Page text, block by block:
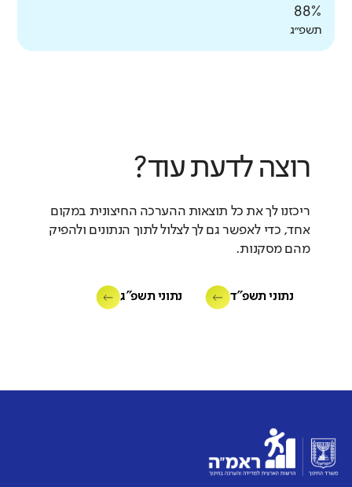
88%
תשפ״ג
רוצה לדעת עוד?
ריכזנו לך את כל תוצאות ההערכה החיצונית במקום
אחד, כדי לאפשר גם לך לצלול לתוך הנתונים ולהפיק
מהם מסקנות.
נתוני תשפ"ד נתוני תשפ"ג